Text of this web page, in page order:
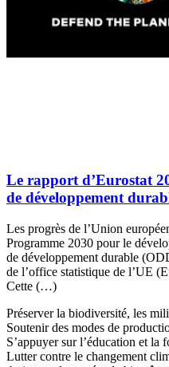
Le rapport d’Eurostat
de développement
Les progrès de l’Union
Programme 2030 pour le
de développement durable
de l’office statistique de l’UE
Cette (…)
Préserver la biodiversité, les
Soutenir des modes de
S’appuyer sur l’éducation et
Lutter contre le changement